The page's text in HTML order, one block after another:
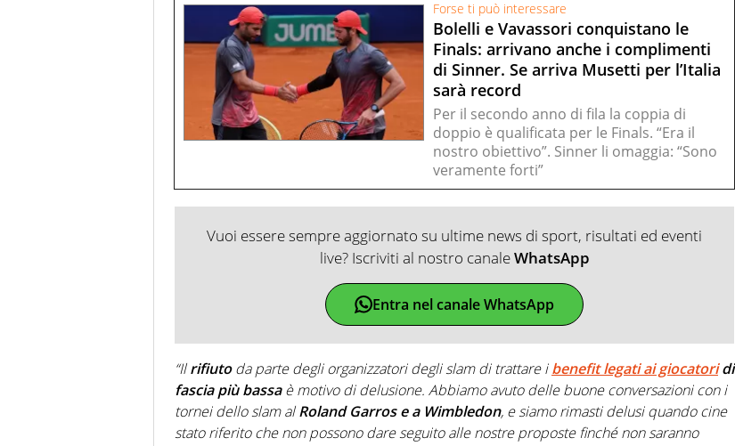
Forse ti può interessare
Bolelli e Vavassori conquistano le
Finals: arrivano anche i complimenti
di Sinner. Se arriva Musetti per l’Italia
sarà record
Per il secondo anno di fila la coppia di
doppio è qualificata per le Finals. “Era il
nostro obiettivo”. Sinner li omaggia: “Sono
veramente forti”
Vuoi essere sempre aggiornato su ultime news di sport, risultati ed eventi
live? Iscriviti al nostro canaleWhatsApp
Entra nel canale WhatsApp
“Ilrifiutoda parte degli organizzatori degli slam di trattare ibenefit legati ai giocatoridi
fascia più bassaè motivo di delusione. Abbiamo avuto delle buone conversazioni con i
tornei dello slam alRoland Garros e a Wimbledon, e siamorimasti delusi quandocine
stato riferito che non possono dare seguito alle nostre proposte finché non saranno